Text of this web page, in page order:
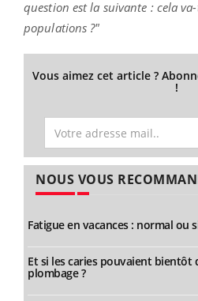
question est la suivante : cela
populations ?"
Vous aimez cet article ?
!
NOUS VOUS
Fatigue en vacances : normal ou
Et si les caries pouvaient bientôt
plombage ?